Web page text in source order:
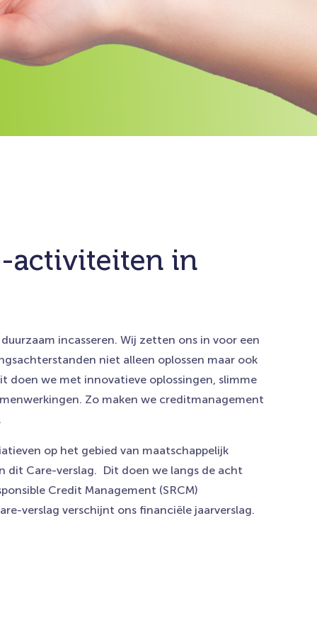
activiteiten in
duurzaam incasseren. Wij zetten ons in voor een
niet alleen oplossen maar ook
doen we met innovatieve oplossingen, slimme
Zo maken we creditmanagement
op het gebied van maatschappelijk
dit Care-verslag. Dit doen we langs de acht
Credit Management (SRCM)
verslag verschijnt ons financiële jaarverslag.